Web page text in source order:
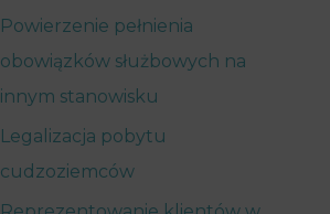
Powierzenie pełnienia
obowiązków służbowych na
innym stanowisku
Legalizacja pobytu
cudzoziemców